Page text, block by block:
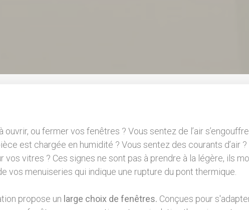
ouvrir, ou fermer vos fenêtres ? Vous sentez de l’air
est chargée en humidité ? Vous sentez des courants d’air ?
vos vitres ? Ces signes ne sont pas à prendre à la légère, ils
vos menuiseries qui indique une rupture du pont thermique.
propose un large choix de fenêtres. Conçues pour